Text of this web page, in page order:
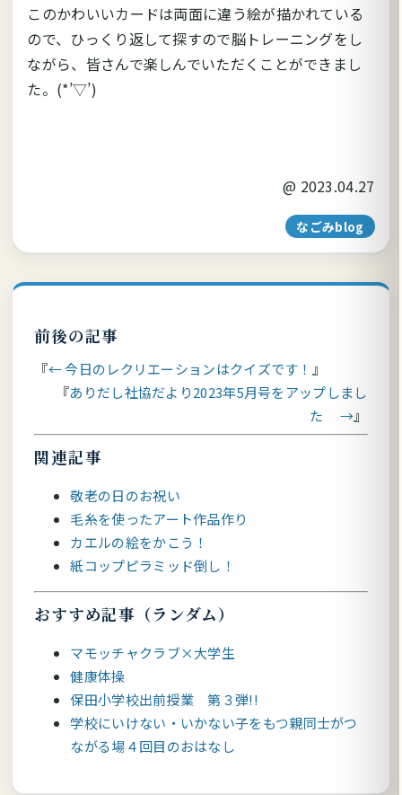
このかわいいカードは両面に違う絵が描かれている
ので、ひっくり返して探すので脳トレーニングをし
ながら、皆さんで楽しんでいただくことができまし
た。(*’▽’)
@ 2023.04.27
なごみblog
前後の記事
← 今日のレクリエーションはクイズです！
ありだし社協だより2023年5月号をアップしまし
た →
関連記事
敬老の日のお祝い
毛糸を使ったアート作品作り
カエルの絵をかこう！
紙コップピラミッド倒し！
おすすめ記事（ランダム）
マモッチャクラブ×大学生
健康体操
保田小学校出前授業 第３弾!!
学校にいけない・いかない子をもつ親同士がつ
ながる場４回目のおはなし